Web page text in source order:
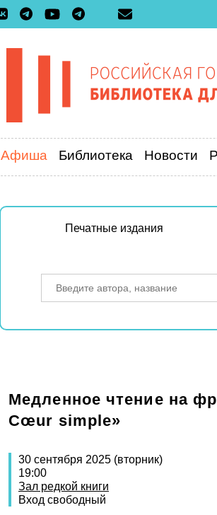
Афиша Библиотека Новости
Печатные издания
Медленное чтение на
Cœur simple»
30 сентября 2025 (вторник)
19:00
Зал редкой книги
Вход свободный